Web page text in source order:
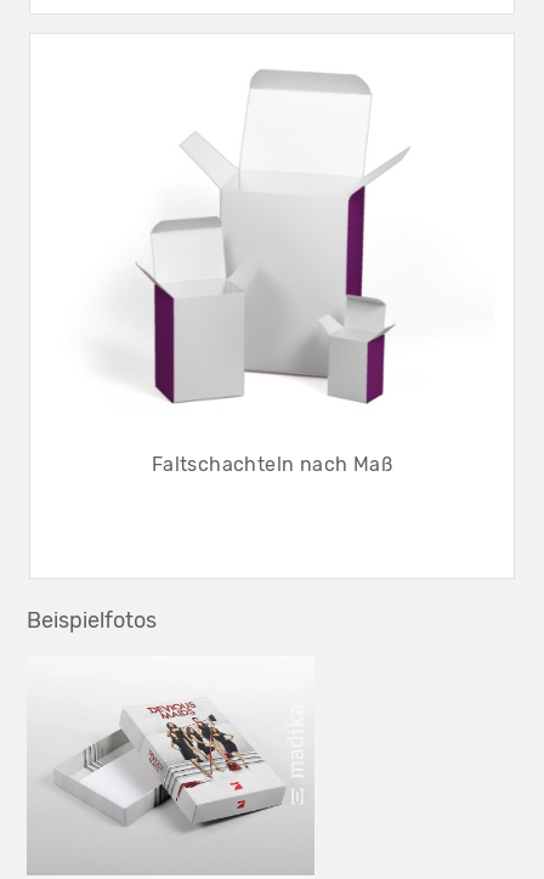
Faltschachteln nach Maß
Beispielfotos